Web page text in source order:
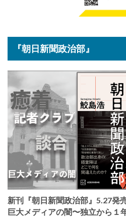
『朝日新聞政治部』
新刊『朝日新聞政治部』5.27発
巨大メディアの闇〜独立から１